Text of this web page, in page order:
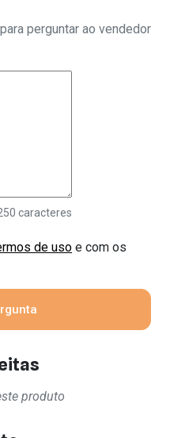
perguntar ao vendedor
caracteres
de uso e com os
produto